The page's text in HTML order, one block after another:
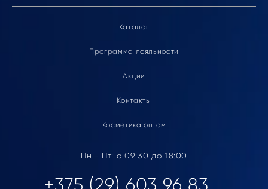
Каталог
Программа лояльности
Акции
Контакты
Косметика оптом
Пн - Пт: с 09:30 до 18:00
+375 (29) 603 96 83